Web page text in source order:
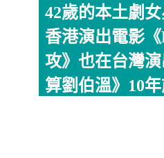
42歲的本土劇
香港演出電影
攻》也在台灣
算劉伯溫》10